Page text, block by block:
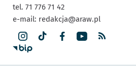
tel. 71 776 71 42
e-mail: redakcja@araw.pl